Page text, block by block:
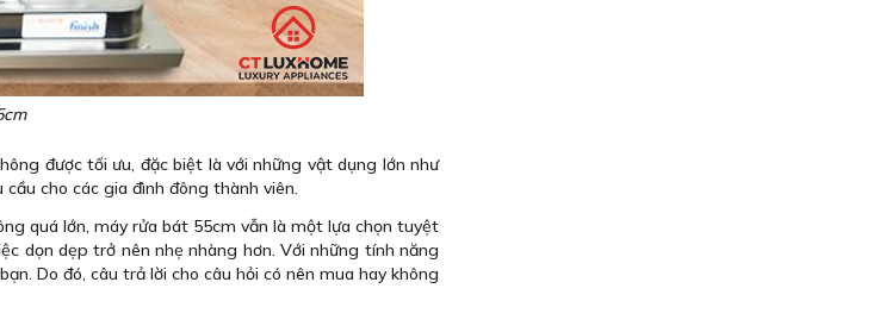
được tối ưu, đặc biệt là với những vật dụng lớn như
cho các gia đình đông thành viên.
quá lớn, máy rửa bát 55cm vẫn là một lựa chọn tuyệt
dọn dẹp trở nên nhẹ nhàng hơn. Với những tính năng
Do đó, câu trả lời cho câu hỏi có nên mua hay không